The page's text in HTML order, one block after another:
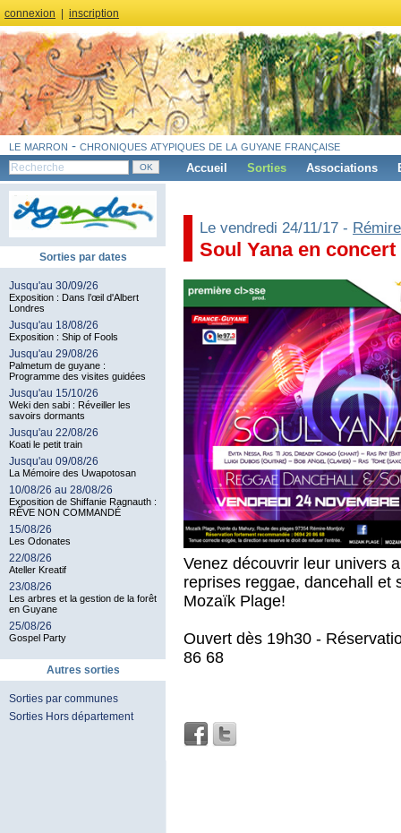
connexion inscription
le marron - chroniques atypiques de la guyane française
Accueil Sorties Associations
Sorties par dates
Jusqu'au 30/09/26
Exposition : Dans l’œil d'Albert
Londres
Jusqu'au 18/08/26
Exposition : Ship of Fools
Jusqu'au 29/08/26
Palmetum de guyane :
Programme des visites guidées
Jusqu'au 15/10/26
Weki den sabi : Réveiller les
savoirs dormants
Jusqu'au 22/08/26
Koati le petit train
Jusqu'au 09/08/26
La Mémoire des Uwapotosan
10/08/26 au 28/08/26
Exposition de Shiffanie Ragnauth :
RÊVE NON COMMANDÉ
15/08/26
Les Odonates
22/08/26
Ateller Kreatif
23/08/26
Les arbres et la gestion de la forêt
en Guyane
25/08/26
Gospel Party
Autres sorties
Sorties par communes
Sorties Hors département
Le vendredi 24/11/17 -
Soul Yana en concert
Venez découvrir leur univers
reprises reggae, dancehall et
Mozaïk Plage!
Ouvert dès 19h30 -
86 68